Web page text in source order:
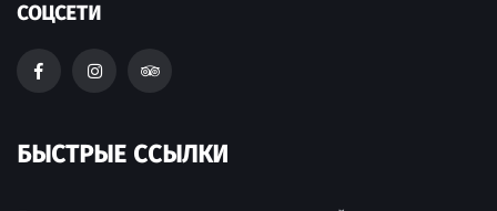
СОЦСЕТИ
БЫСТРЫЕ ССЫЛКИ